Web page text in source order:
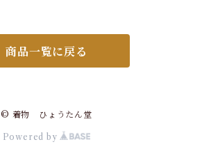
商品一覧に戻る
© 着物 ひょうたん堂
Powered by